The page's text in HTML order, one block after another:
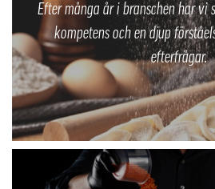
Efter många år i branschen har vi
kompetens och en djup
efterfrågar.